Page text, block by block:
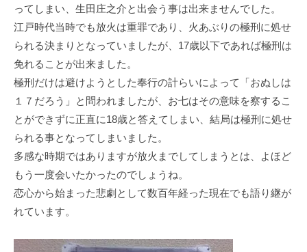
ってしまい、生田庄之介と出会う事は出来ませんでした。
江戸時代当時でも放火は重罪であり、火あぶりの極刑に処せ
られる決まりとなっていましたが、17歳以下であれば極刑は
免れることが出来ました。
極刑だけは避けようとした奉行の計らいによって「おぬしは
１７だろう」と問われましたが、お七はその意味を察するこ
とができずに正直に18歳と答えてしまい、結局は極刑に処せ
られる事となってしまいました。
多感な時期ではありますが放火までしてしまうとは、よほど
もう一度会いたかったのでしょうね。
恋心から始まった悲劇として数百年経った現在でも語り継が
れています。